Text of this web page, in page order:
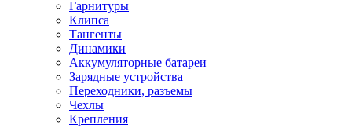
Гарнитуры
Клипса
Тангенты
Динамики
Аккумуляторные батареи
Зарядные устройства
Переходники, разъемы
Чехлы
Крепления